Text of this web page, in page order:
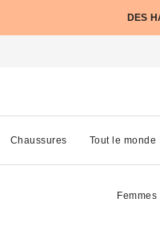
DES
Chaussures Tout le monde
Femmes